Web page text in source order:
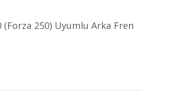
(Forza 250) Uyumlu Arka Fren